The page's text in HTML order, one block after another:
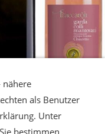
nähere
als Benutzer
Unter
bestimmen,